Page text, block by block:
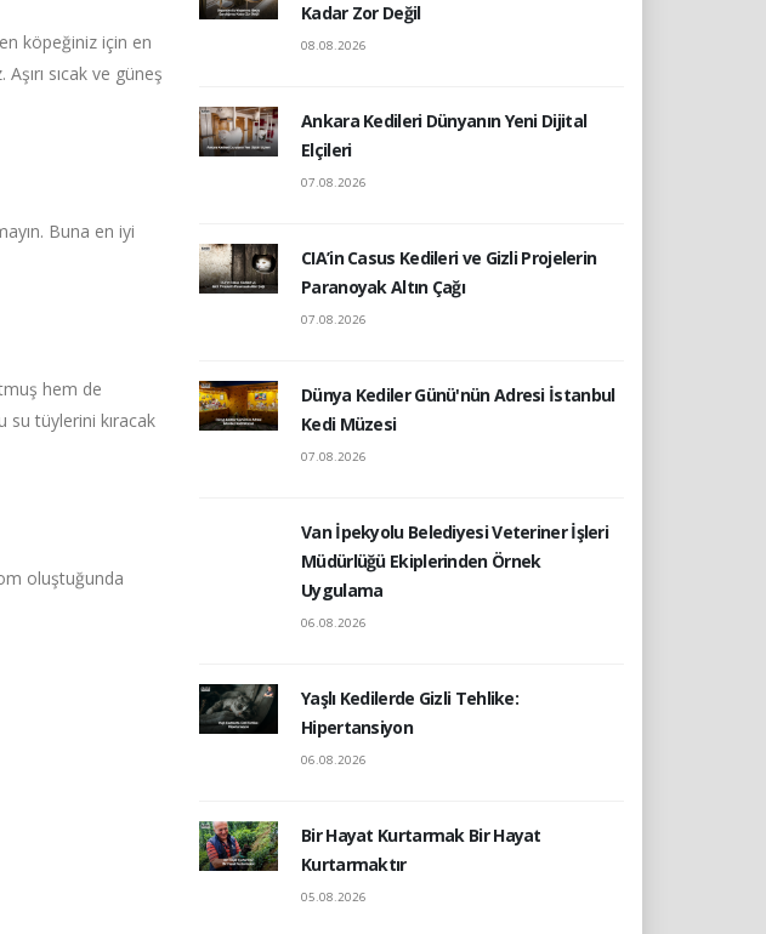
köpeğiniz için en
sıcak ve güneş
Buna en iyi
hem de
su tüylerini kıracak
oluştuğunda
Kadar Zor Değil
08.08.2026
Ankara Kedileri Dünyanın Yeni Dijital
Elçileri
07.08.2026
CIA’in Casus Kedileri ve Gizli Projelerin
Paranoyak Altın Çağı
07.08.2026
Dünya Kediler Günü'nün Adresi İstanbul
Kedi Müzesi
07.08.2026
Van İpekyolu Belediyesi Veteriner İşleri
Müdürlüğü Ekiplerinden Örnek
Uygulama
06.08.2026
Yaşlı Kedilerde Gizli Tehlike:
Hipertansiyon
06.08.2026
Bir Hayat Kurtarmak Bir Hayat
Kurtarmaktır
05.08.2026